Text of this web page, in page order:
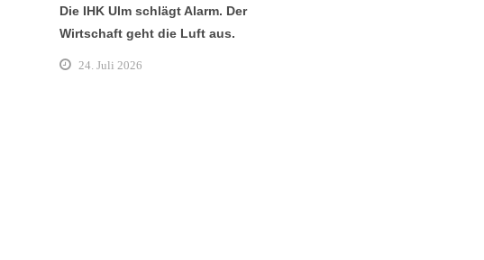
Die IHK Ulm schlägt Alarm. Der
Wirtschaft geht die Luft aus.
24. Juli 2026